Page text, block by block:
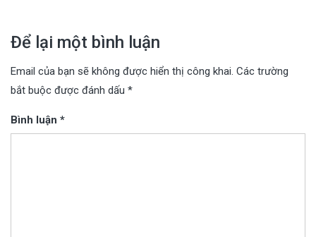
Để lại một bình luận
Email của bạn sẽ không được hiển thị công khai. Các trường
bắt buộc được đánh dấu *
Bình luận *